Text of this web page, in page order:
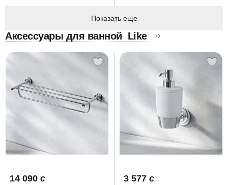
Показать еще
Аксессуары для ванной Like
14 090 c 3 577 c